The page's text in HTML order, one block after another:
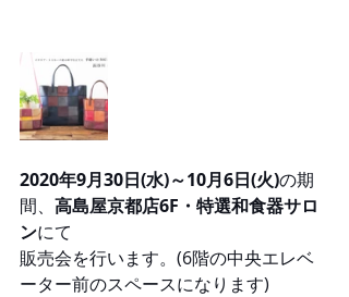
2020年9月30日(水)～10月6日(火)の期
間、 高島屋京都店6F・特選和食器サロ
ンにて
販売会を行います。(6階の中央エレベ
ーター前のスペースになります)